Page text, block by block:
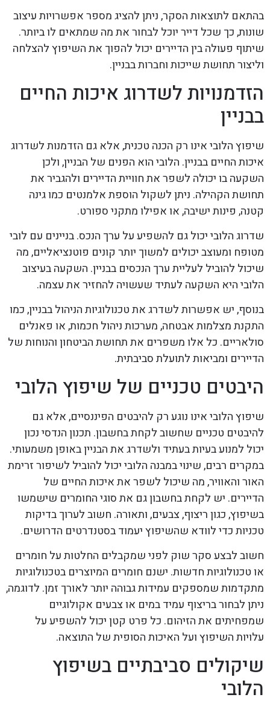
בהתאם לתוצאות הסקר, ניתן להציג מספר אפשרויות עיצוב
שונות, כך שכל דייר יוכל לבחור את מה שמתאים לו ביותר.
שיתוף פעולה בין הדיירים יכול להפוך את השיפוץ להצלחה
וליצור תחושת שייכות וחברות בבניין.
הזדמנויות לשדרוג איכות החיים
בבניין
שיפוץ הלובי אינו רק הכנה טכנית, אלא גם הזדמנות לשדרוג
איכות החיים בבניין. הלובי הוא הפנים של הבניין, ולכן
השקעה בו יכולה לשפר את חוויית הדיירים ולהגביר את
תחושת הקהילה. ניתן לשקול הוספת אלמנטים כמו גינה
קטנה, פינות ישיבה, או אפילו מתקני ספורט.
שדרוג הלובי יכול גם להשפיע על ערך הנכס. בניינים עם לובי
מטופח ומעוצב יכולים למשוך יותר קונים פוטנציאליים, מה
שיכול להוביל לעליית ערך הנכסים בבניין. השקעה בעיצוב
הלובי היא השקעה לעתיד שעשויה להחזיר את עצמה.
בנוסף, יש אפשרות לשדרג את טכנולוגיות הניהול בבניין, כמו
התקנת מצלמות אבטחה, מערכות ניהול חכמות, או פאנלים
סולאריים. כל אלו משפרים את תחושת הביטחון והנוחות של
הדיירים ומביאות לתועלת סביבתית.
היבטים טכניים של שיפוץ הלובי
שיפוץ הלובי אינו נוגע רק להיבטים הפיננסיים, אלא גם
להיבטים טכניים שחשוב לקחת בחשבון. תכנון הנדסי נכון
יכול למנוע בעיות בעתיד ולשדרג את הבניין באופן משמעותי.
במקרים רבים, שינוי במבנה הלובי יכול להוביל לשיפור זרימת
האור והאוויר, מה שיכול לשפר את איכות החיים של
הדיירים. יש לקחת בחשבון גם את סוגי החומרים שישמשו
בשיפוץ, כגון ריצוף, צבעים, ותאורה. חשוב לערוך בדיקות
טכניות כדי לוודא שהשיפוץ יעמוד בסטנדרטים הדרושים.
חשוב לבצע סקר שוק לפני שמקבלים החלטות על חומרים
או טכנולוגיות חדשות. ישנם חומרים המיוצרים בטכנולוגיות
מתקדמות שמספקים עמידות גבוהה יותר לאורך זמן. לדוגמה,
ניתן לבחור בריצוף עמיד במים או צבעים אקולוגיים
שמפחיתים את הזיהום. כל פרט קטן יכול להשפיע על
עלויות השיפוץ ועל האיכות הסופית של התוצאה.
שיקולים סביבתיים בשיפוץ
הלובי